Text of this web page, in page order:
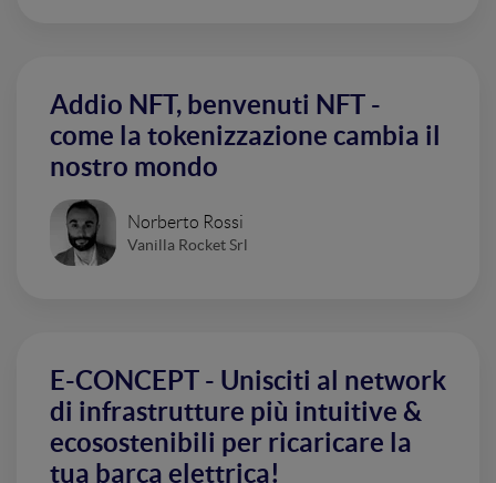
Addio NFT, benvenuti NFT -
come la tokenizzazione cambia il
nostro mondo
Norberto Rossi
Vanilla Rocket Srl
E-CONCEPT - Unisciti al network
di infrastrutture più intuitive &
ecosostenibili per ricaricare la
tua barca elettrica!